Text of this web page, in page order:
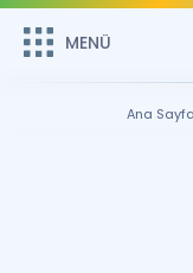
MENÜ
Remzi Hoca ile seni
MENÜ
Ana Sayfa